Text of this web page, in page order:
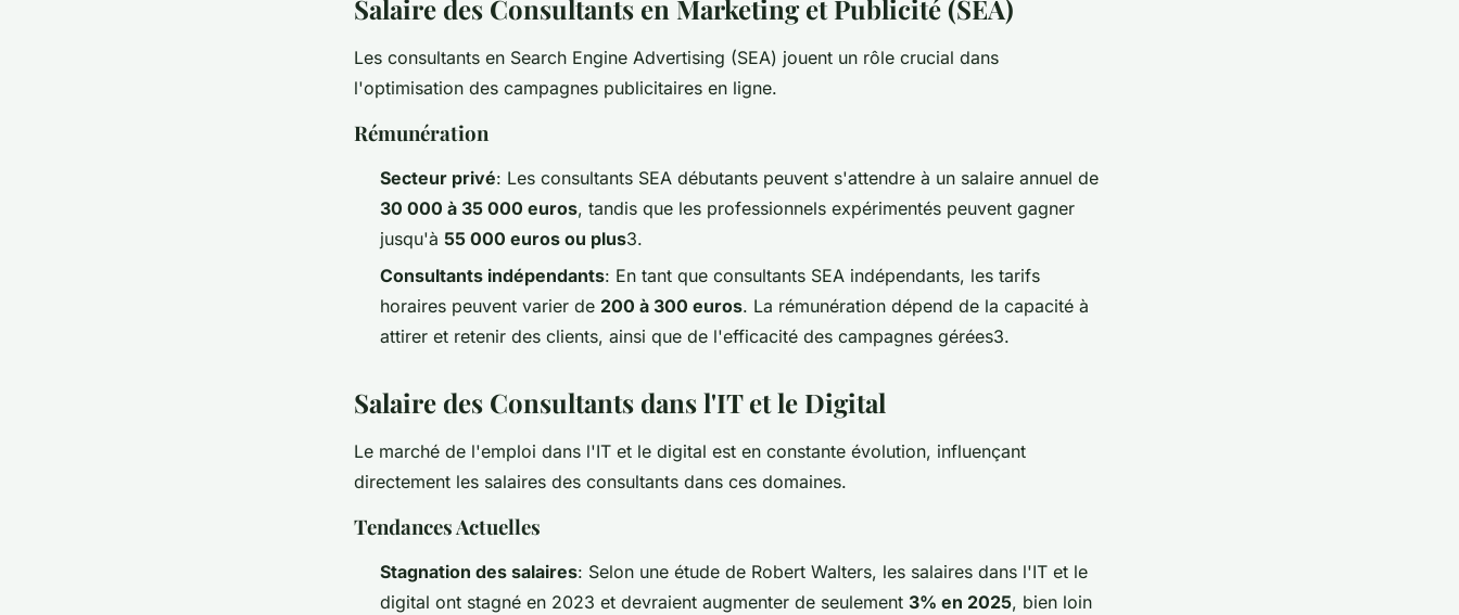
Salaire des Consultants en Marketing et Publicité (SEA)
Les consultants en Search Engine Advertising (SEA) jouent un rôle crucial dans
l'optimisation des campagnes publicitaires en ligne.
Rémunération
Secteur privé: Les consultants SEA débutants peuvent s'attendre à un salaire annuel de
30 000 à 35 000 euros, tandis que les professionnels expérimentés peuvent gagner
jusqu'à 55 000 euros ou plus3.
Consultants indépendants: En tant que consultants SEA indépendants, les tarifs
horaires peuvent varier de 200 à 300 euros. La rémunération dépend de la capacité à
attirer et retenir des clients, ainsi que de l'efficacité des campagnes gérées3.
Salaire des Consultants dans l'IT et le Digital
Le marché de l'emploi dans l'IT et le digital est en constante évolution, influençant
directement les salaires des consultants dans ces domaines.
Tendances Actuelles
Stagnation des salaires: Selon une étude de Robert Walters, les salaires dans l'IT et le
digital ont stagné en 2023 et devraient augmenter de seulement 3% en 2025, bien loin